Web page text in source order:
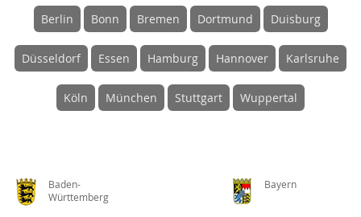
Berlin Bonn Bremen Dortmund Duisburg
Düsseldorf Essen Hamburg Hannover Karlsruhe
Köln München Stuttgart Wuppertal
Baden-
Württemberg
Bayern